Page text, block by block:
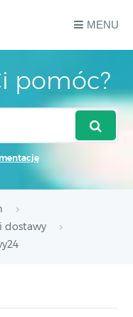
MENU
pomóc?
dostawy